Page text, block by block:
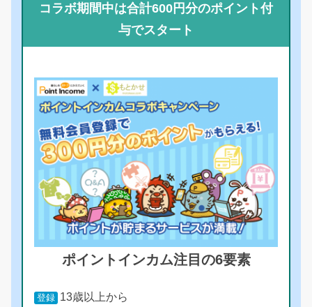
コラボ期間中は合計600円分のポイント付
与でスタート
ポイントインカム注目の6要素
登録 13歳以上から